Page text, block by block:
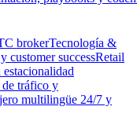
brokerTecnología &
customer successRetail
tráfico y
multilingüe 24/7 y